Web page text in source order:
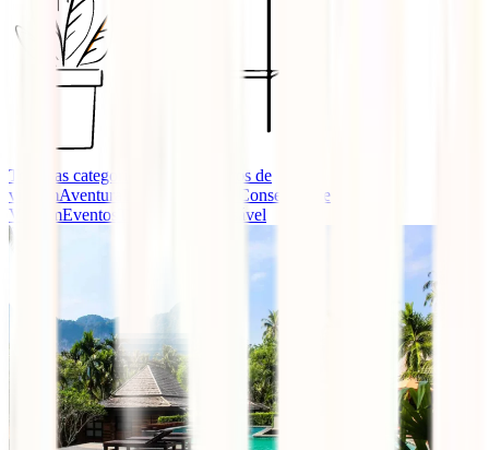
Todas as categorias
Guias e seguros de
viagemAventura
Dicas e Conselhos de
ViagemEventos Turismo Responsável